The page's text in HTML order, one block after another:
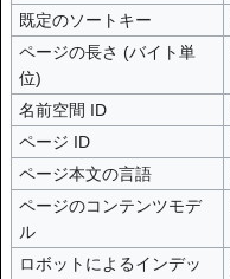
既定のソートキー
ページの長さ (バイト単
位)
名前空間 ID
ページ ID
ページ本文の言語
ページのコンテンツモデ
ル
ロボットによるインデッ